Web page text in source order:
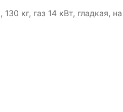
кг, газ 14 кВт, гладкая,